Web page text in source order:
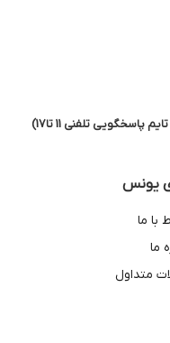
تلفنی 11 تا17)
یونس
با ما
ما
متداول